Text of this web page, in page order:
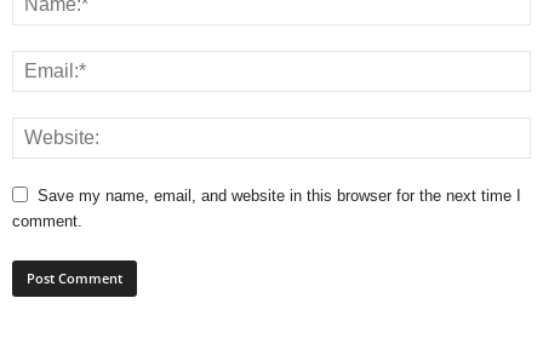
Save my name, email, and website in this browser for the next time I
comment.